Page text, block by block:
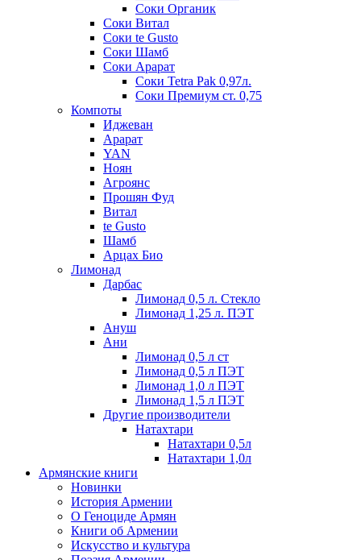
Соки Органик
Соки Витал
Соки te Gusto
Соки Шамб
Соки Арарат
Соки Tetra Pak 0,97л.
Соки Премиум ст. 0,75
Компоты
Иджеван
Арарат
YAN
Ноян
Агроянс
Прошян Фуд
Витал
te Gusto
Шамб
Арцах Био
Лимонад
Дарбас
Лимонад 0,5 л. Стекло
Лимонад 1,25 л. ПЭТ
Ануш
Ани
Лимонад 0,5 л ст
Лимонад 0,5 л ПЭТ
Лимонад 1,0 л ПЭТ
Лимонад 1,5 л ПЭТ
Другие производители
Натахтари
Натахтари 0,5л
Натахтари 1,0л
Армянские книги
Новинки
История Армении
О Геноциде Армян
Книги об Армении
Иcкусство и культура